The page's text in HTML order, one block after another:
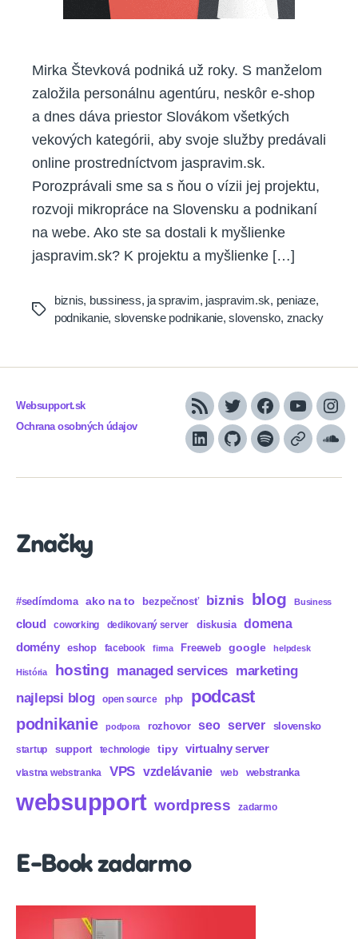
Mirka Števková podniká už roky. S manželom
založila personálnu agentúru, neskôr e-shop
a dnes dáva priestor Slovákom všetkých
vekových kategórii, aby svoje služby predávali
online prostredníctvom jaspravim.sk.
Porozprávali sme sa s ňou o vízii jej projektu,
rozvoji mikropráce na Slovensku a podnikaní
na webe. Ako ste sa dostali k myšlienke
jaspravim.sk? K projektu a myšlienke […]
Tags
biznis, bussiness, ja spravim, jaspravim.sk, peniaze,
podnikanie, slovenske podnikanie,slovensko, znacky
Websupport.sk
Ochrana osobných údajov
RSS TwitterFacebook
YouTube
LinkedInGitHubSpotifyApple
Značky
#sedímdoma ako na to bezpečnosť biznis blog Business
cloud coworking dedikovaný server diskusia domena
domény eshop facebook firma Freeweb google helpdesk
História hosting managed services marketing
najlepsi blog open source php podcast
podnikanie podpora rozhovor seo server slovensko
startup support technologie tipy virtualny server
vlastna webstranka VPS vzdelávanie web webstranka
websupport wordpress zadarmo
E-Book zadarmo